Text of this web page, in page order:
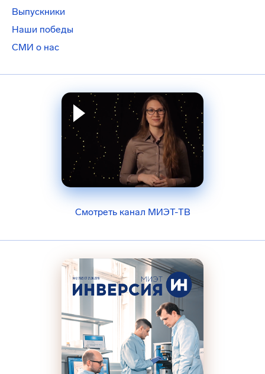
Выпускники
Наши победы
СМИ о нас
Смотреть канал МИЭТ-ТВ